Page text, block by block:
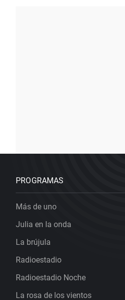
PROGRAMAS
Más de uno
Julia en la onda
La brújula
Radioestadio
Radioestadio Noche
La rosa de los vientos